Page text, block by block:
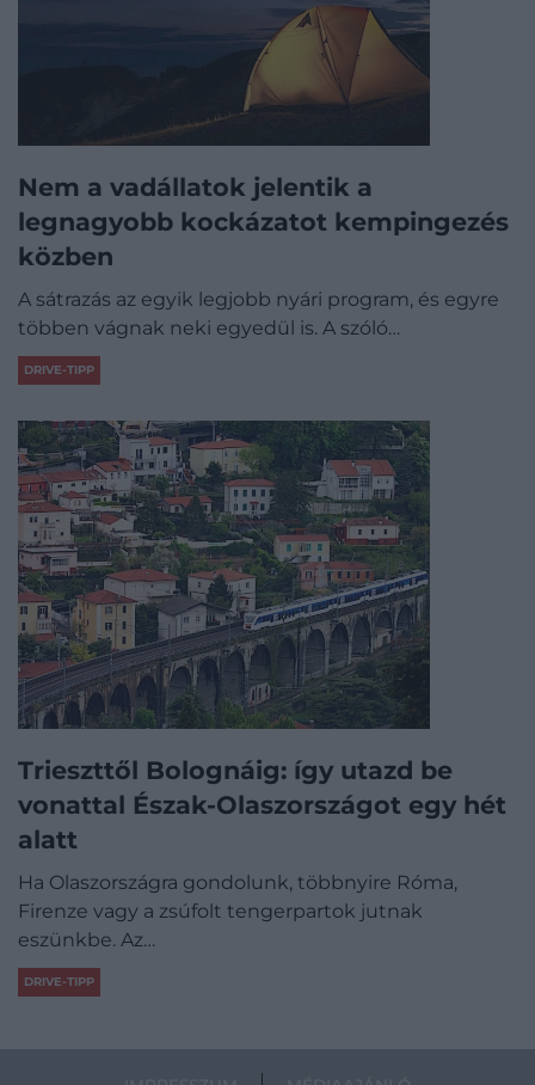
Nem a vadállatok jelentik a
legnagyobb kockázatot kempingezés
közben
A sátrazás az egyik legjobb nyári program, és egyre
többen vágnak neki egyedül is. A szóló…
DRIVE-TIPP
Trieszttől Bolognáig: így utazd be
vonattal Észak-Olaszországot egy hét
alatt
Ha Olaszországra gondolunk, többnyire Róma,
Firenze vagy a zsúfolt tengerpartok jutnak
eszünkbe. Az…
DRIVE-TIPP